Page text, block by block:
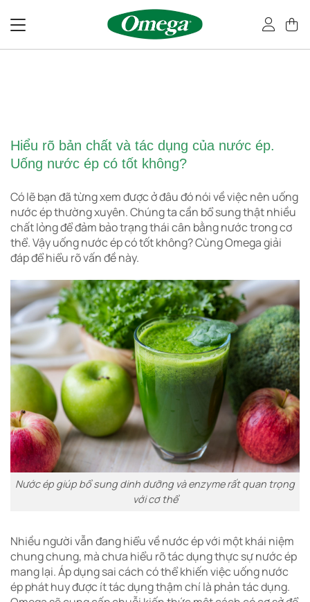
qua
dung
Hiểu rõ bản chất và tác dụng của nước ép.
Uống nước ép có tốt không?
Có lẽ bạn đã từng xem được ở đâu đó nói về việc nên uống
nước ép thường xuyên. Chúng ta cần bổ sung thật nhiều
chất lỏng để đảm bảo trạng thái cân bằng nước trong cơ
thể. Vậy uống nước ép có tốt không? Cùng Omega giải
đáp để hiểu rõ vấn đề này.
Nước ép giúp bổ sung dinh dưỡng và enzyme rất quan trọng
với cơ thể
Nhiều người vẫn đang hiểu về nước ép với một khái niệm
chung chung, mà chưa hiểu rõ tác dụng thực sự nước ép
mang lại. Áp dụng sai cách có thể khiến việc uống nước
ép phát huy được ít tác dụng thậm chí là phản tác dụng.